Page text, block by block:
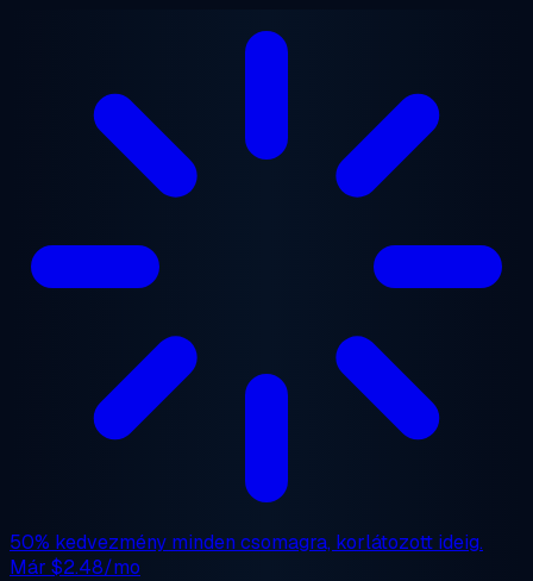
50% kedvezmény minden csomagra, korlátozott ideig.
Már $2.48/mo